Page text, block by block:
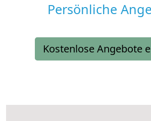
Persönliche
Kostenlose Angebote